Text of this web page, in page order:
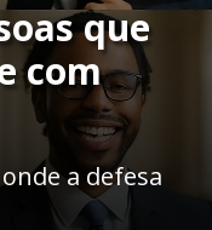
que
com
a defesa